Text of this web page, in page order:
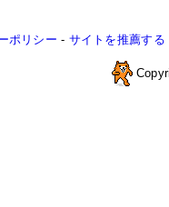
ポリシー - サイトを推薦する